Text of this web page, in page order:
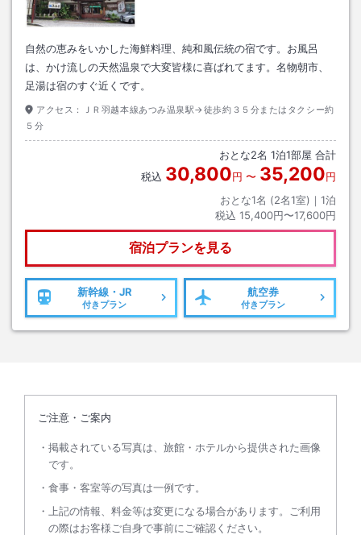
自然の恵みをいかした海鮮料理、純和風伝統の宿です。お風呂
は、かけ流しの天然温泉で大変皆様に喜ばれてます。名物朝市、
足湯は宿のすぐ近くです。
アクセス：
ＪＲ羽越本線あつみ温泉駅→徒歩約３５分またはタクシー約
５分
おとな2名 1泊1部屋 合計
税込 30,800円 〜 35,200円
おとな1名 (2名1室)｜ 1泊
税込 15,400円〜17,600円
宿泊プランを見る
新幹線・JR
付きプラン
航空券
付きプラン
ご注意・ご案内
掲載されている写真は、旅館・ホテルから提供された画像
です。
食事・客室等の写真は一例です。
上記の情報、料金等は変更になる場合があります。ご利用
の際はお客様ご自身で事前にご確認ください。